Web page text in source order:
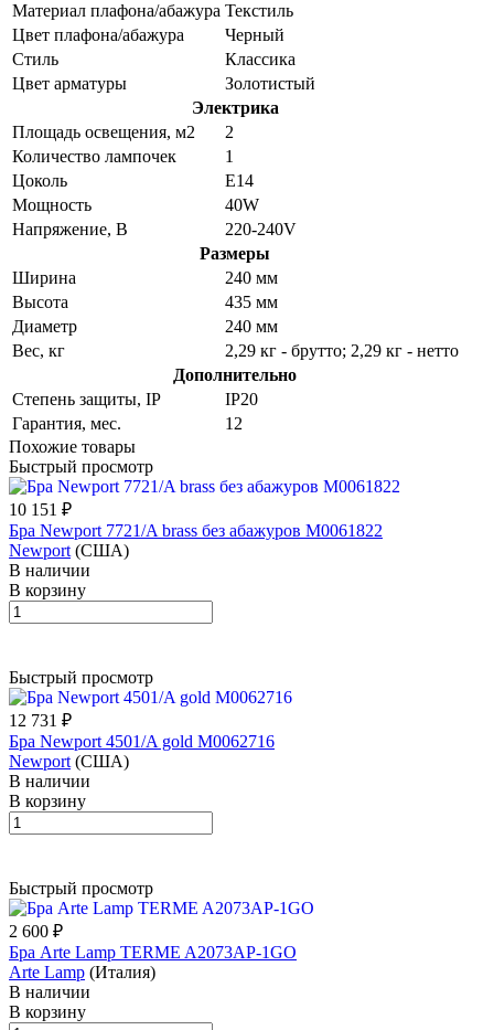
Материал плафона/абажура Текстиль
Цвет плафона/абажура
Черный
Стиль
Классика
Цвет арматуры
Золотистый
Электрика
Площадь освещения, м2
2
Количество лампочек
1
Цоколь
E14
Мощность
40W
Напряжение, В
220-240V
Размеры
Ширина
240 мм
Высота
435 мм
Диаметр
240 мм
Вес, кг
2,29 кг - брутто; 2,29 кг - нетто
Дополнительно
Степень защиты, IP
IP20
Гарантия, мес.
12
Похожие товары
Быстрый просмотр
10 151 ₽
Бра Newport 7721/A brass без абажуров М0061822
Newport (США)
В наличии
В корзину
Быстрый просмотр
12 731 ₽
Бра Newport 4501/A gold М0062716
Newport (США)
В наличии
В корзину
Быстрый просмотр
2 600 ₽
Бра Arte Lamp TERME A2073AP-1GO
Arte Lamp (Италия)
В наличии
В корзину